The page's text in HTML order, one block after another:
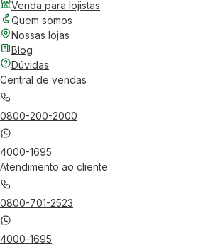
Venda para lojistas
Quem somos
Nossas lojas
Blog
Dúvidas
Central de vendas
0800-200-2000
4000-1695
Atendimento ao cliente
0800-701-2523
4000-1695